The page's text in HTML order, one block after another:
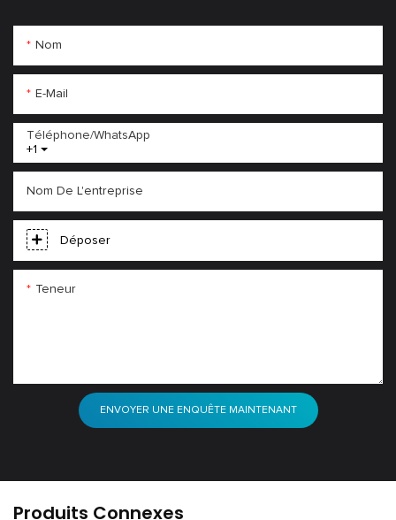
Nom
E-Mail
+1
Téléphone/WhatsApp
Nom De L'entreprise
Déposer
Teneur
ENVOYER UNE ENQUÊTE MAINTENANT
Produits Connexes